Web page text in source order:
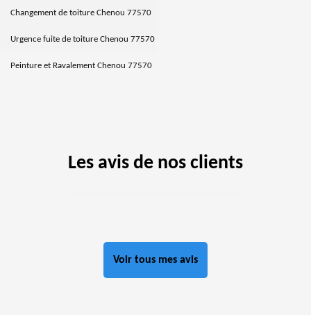
Changement de toiture Chenou 77570
Urgence fuite de toiture Chenou 77570
Peinture et Ravalement Chenou 77570
Les avis de nos clients
Voir tous mes avis